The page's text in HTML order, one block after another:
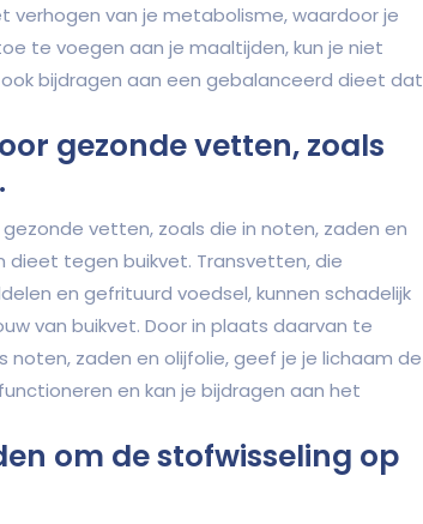
verhogen van je metabolisme, waardoor je
te voegen aan je maaltijden, kun je niet
bijdragen aan een gebalanceerd dieet dat
gezonde vetten, zoals
vetten, zoals die in noten, zaden en
dieet tegen buikvet. Transvetten, die
en gefrituurd voedsel, kunnen schadelijk
van buikvet. Door in plaats daarvan te
zaden en olijfolie, geef je je lichaam de
en kan je bijdragen aan het
om de stofwisseling op